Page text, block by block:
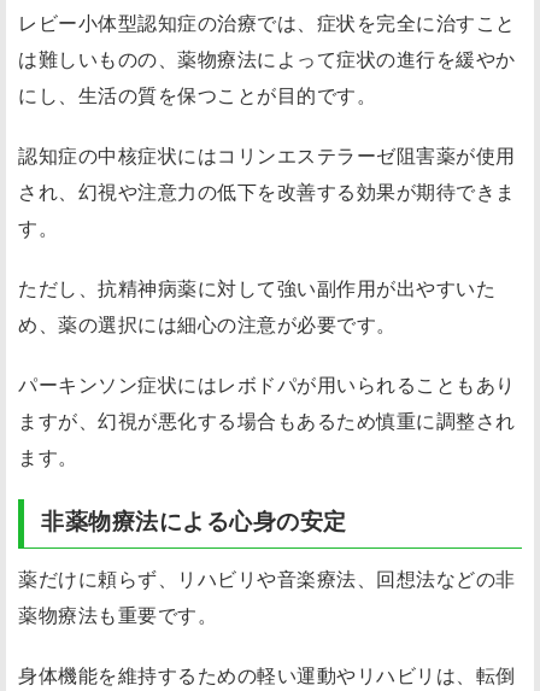
レビー小体型認知症の治療では、症状を完全に治すこと
は難しいものの、薬物療法によって症状の進行を緩やか
にし、生活の質を保つことが目的です。
認知症の中核症状にはコリンエステラーゼ阻害薬が使用
され、幻視や注意力の低下を改善する効果が期待できま
す。
ただし、抗精神病薬に対して強い副作用が出やすいた
め、薬の選択には細心の注意が必要です。
パーキンソン症状にはレボドパが用いられることもあり
ますが、幻視が悪化する場合もあるため慎重に調整され
ます。
非薬物療法による心身の安定
薬だけに頼らず、リハビリや音楽療法、回想法などの非
薬物療法も重要です。
身体機能を維持するための軽い運動やリハビリは、転倒